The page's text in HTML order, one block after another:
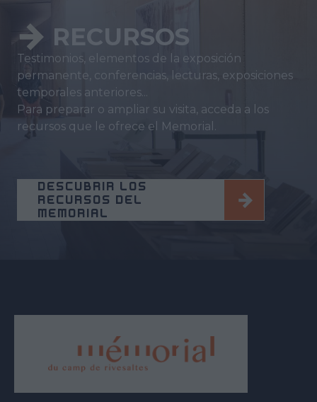
RECURSOS
Testimonios, elementos de la exposición
permanente, conferencias, lecturas, exposiciones
temporales anteriores...
Para preparar o ampliar su visita, acceda a los
recursos que le ofrece el Memorial.
DESCUBRIR LOS
RECURSOS DEL
MEMORIAL